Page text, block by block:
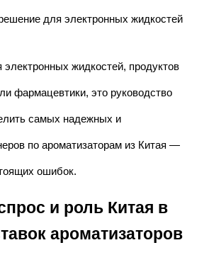
для электронных жидкостей
электронных жидкостей, продуктов
фармацевтики, это руководство
самых надежных и
по ароматизаторам из Китая —
ошибок.
и роль Китая в
ароматизаторов